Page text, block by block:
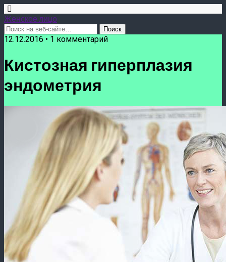
Женское лицо
12.12.2016 • 1 комментарий
Кистозная гиперплазия
эндометрия